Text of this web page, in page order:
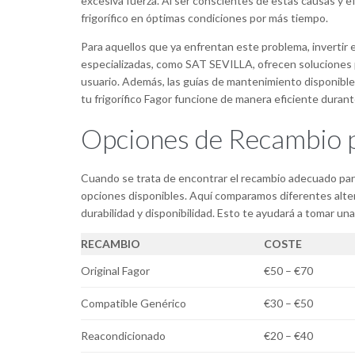
frigorífico en óptimas condiciones por más tiempo.
Para aquellos que ya enfrentan este problema,
especializadas, como SAT SEVILLA, ofrecen
usuario. Además, las guías de mantenimiento
tu frigorífico Fagor funcione de manera eficiente
Opciones de
Cuando se trata de encontrar el recambio adecuado
opciones disponibles. Aquí comparamos diferentes
durabilidad y disponibilidad. Esto te ayudará a tomar
RECAMBIO
COSTE
Original Fagor
€50 – €70
Compatible Genérico €30 – €50
Reacondicionado €20 – €40